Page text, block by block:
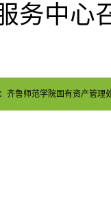
务中心
齐鲁师范学院国有资产管理